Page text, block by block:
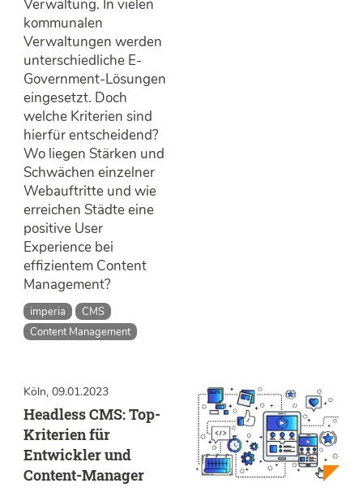
Verwaltung. In vielen
kommunalen
Verwaltungen werden
unterschiedliche E-
Government-Lösungen
eingesetzt. Doch
welche Kriterien sind
hierfür entscheidend?
Wo liegen Stärken und
Schwächen einzelner
Webauftritte und wie
erreichen Städte eine
positive User
Experience bei
effizientem Content
Management?
imperia
CMS
Content Management
Köln, 09.01.2023
Headless CMS: Top-
Kriterien für
Entwickler und
Content-Manager